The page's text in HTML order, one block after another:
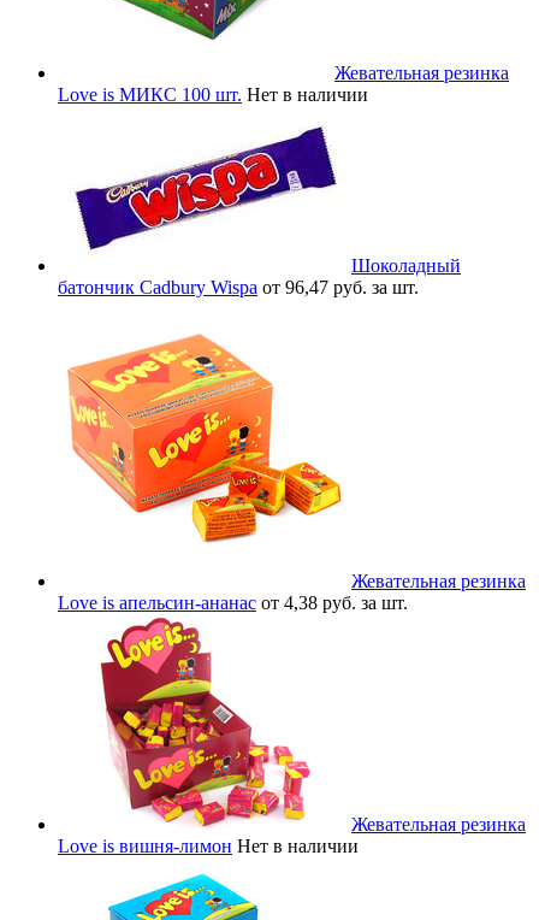
Жевательная резинка
Love is МИКС 100 шт. Нет в наличии
Шоколадный
батончик Cadbury Wispa от 96,47 руб. за шт.
Жевательная резинка
Love is апельсин-ананас от 4,38 руб. за шт.
Жевательная резинка
Love is вишня-лимон Нет в наличии